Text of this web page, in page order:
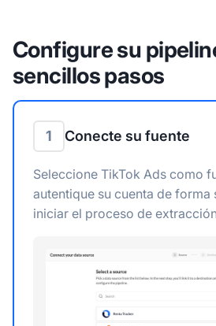
Configure su
sencillos pasos
1 Conecte su fuente
Seleccione TikTok Ads como
autentique su cuenta de forma
iniciar el proceso de